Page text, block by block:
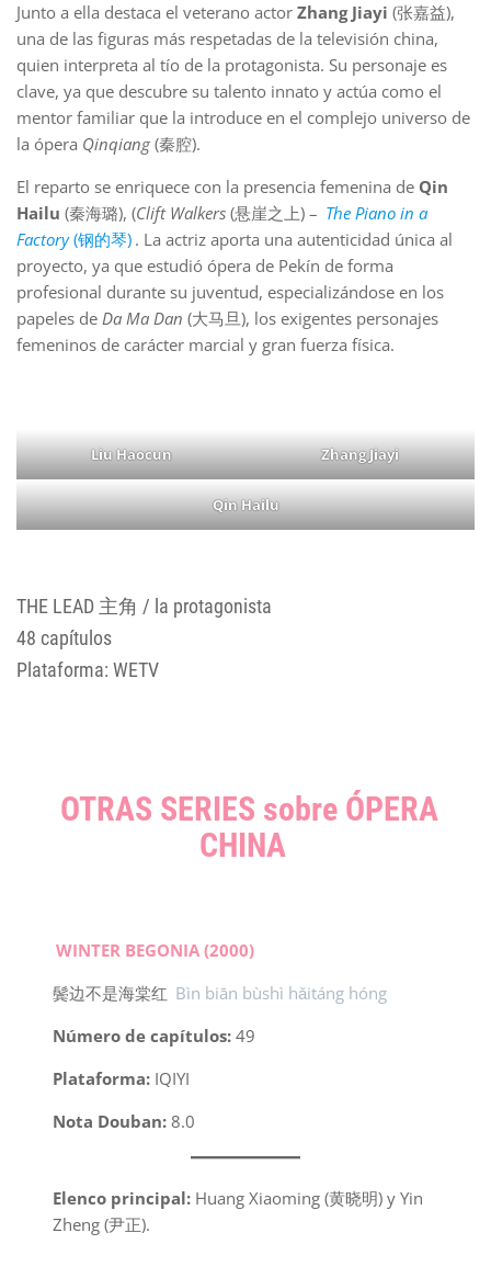
Junto a ella destaca el veterano actor Zhang Jiayi (张嘉益),
una de las figuras más respetadas de la televisión china,
quien interpreta al tío de la protagonista. Su personaje es
clave, ya que descubre su talento innato y actúa como el
mentor familiar que la introduce en el complejo universo de
la ópera Qinqiang (秦腔).
El reparto se enriquece con la presencia femenina de Qin
Hailu (秦海璐), (Clift Walkers (悬崖之上) – The Piano in a
Factory(钢的琴) . La actriz aporta una autenticidad única al
proyecto, ya que estudió ópera de Pekín de forma
profesional durante su juventud, especializándose en los
papeles de Da Ma Dan (大马旦), los exigentes personajes
femeninos de carácter marcial y gran fuerza física.
Liu Haocun Zhang Jiayi
Qin Hailu
THE LEAD 主角 / la protagonista
48 capítulos
Plataforma: WETV
OTRAS SERIES sobre ÓPERA
CHINA
WINTER BEGONIA (2000)
鬓边不是海棠红 Bìn biān bùshì hǎitáng hóng
Número de capítulos: 49
Plataforma: IQIYI
Nota Douban: 8.0
Elenco principal: Huang Xiaoming (黄晓明) y Yin
Zheng (尹正).